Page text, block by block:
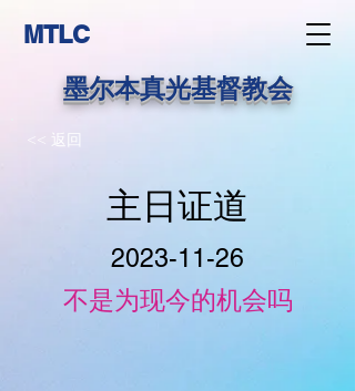
MTLC
墨尔本真光基督教会
<< 返回
主日证道
2023-11-26
不是为现今的机会吗